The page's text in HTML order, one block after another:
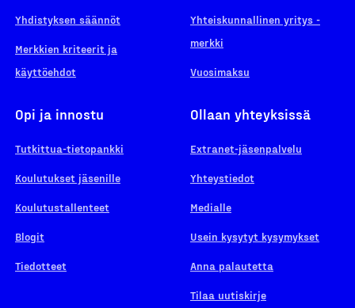
Yhdistyksen säännöt
Merkkien kriteerit ja
käyttöehdot
Yhteiskunnallinen yritys -
merkki
Vuosimaksu
Opi ja innostu
Tutkittua-tietopankki
Koulutukset jäsenille
Koulutustallenteet
Blogit
Tiedotteet
Ollaan yhteyksissä
Extranet-jäsenpalvelu
Yhteystiedot
Medialle
Usein kysytyt kysymykset
Anna palautetta
Tilaa uutiskirje